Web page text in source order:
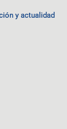
y actualidad